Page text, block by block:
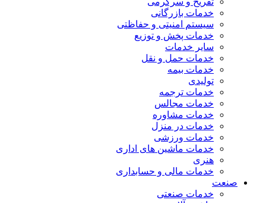
خدمات بازرگانی
سیستم امنیتی و حفاظتی
خدمات پخش و توزیع
سایر خدمات
خدمات حمل و نقل
خدمات بیمه
تولیدی
خدمات ترجمه
خدمات مجالس
خدمات مشاوره
خدمات در منزل
خدمات ورزشی
خدمات ماشین های اداری
هنری
خدمات مالی و حسابداری
صنعت
خدمات صنعتی